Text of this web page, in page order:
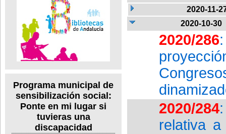
Programa municipal de
sensibilización social:
Ponte en mi lugar si
tuvieras una
discapacidad
2020-11-
2020-10-30
2020/286
2020/284
relativa